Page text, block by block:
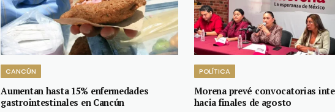
CANCÚN
Aumentan hasta 15% enfermedades
gastrointestinales en Cancún
POLÍTICA
Morena prevé convocatorias
hacia finales de agosto